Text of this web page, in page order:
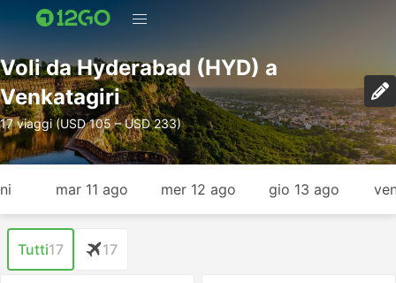
Voli da Hyderabad (HYD) a
Venkatagiri
17 viaggi (USD 105 – USD 233)
mar 11 ago mer 12 ago gio 13 ago
Tutti17 17